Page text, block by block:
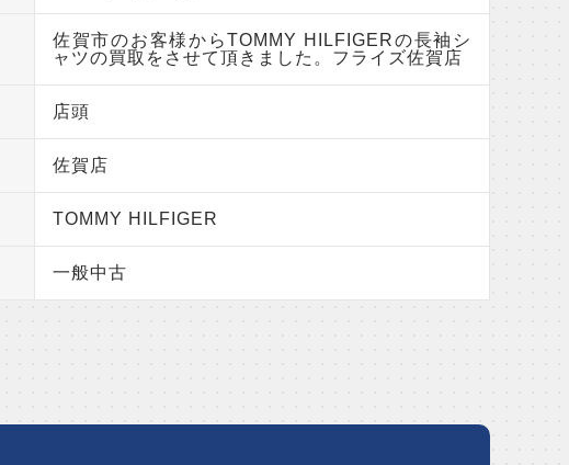
佐賀市のお客様からTOMMY HILFIGERの長袖シ
ャツの買取をさせて頂きました。フライズ佐賀店
店頭
佐賀店
TOMMY HILFIGER
一般中古